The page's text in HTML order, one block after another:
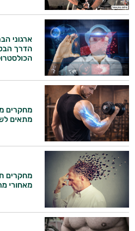
ארגוני
הדרך
מחקרים
מתאים
מחקרים
מאחורי
היי,
אני יועץ הבריאות האישי AI של טבע בריא.